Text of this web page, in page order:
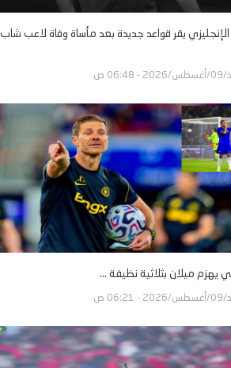
الإنجليزي يقر قواعد جديدة بعد مأساة وفاة لاعب شاب
- 06:48 ص
يهزم ميلان بثلاثية نظيفة ...
- 06:21 ص